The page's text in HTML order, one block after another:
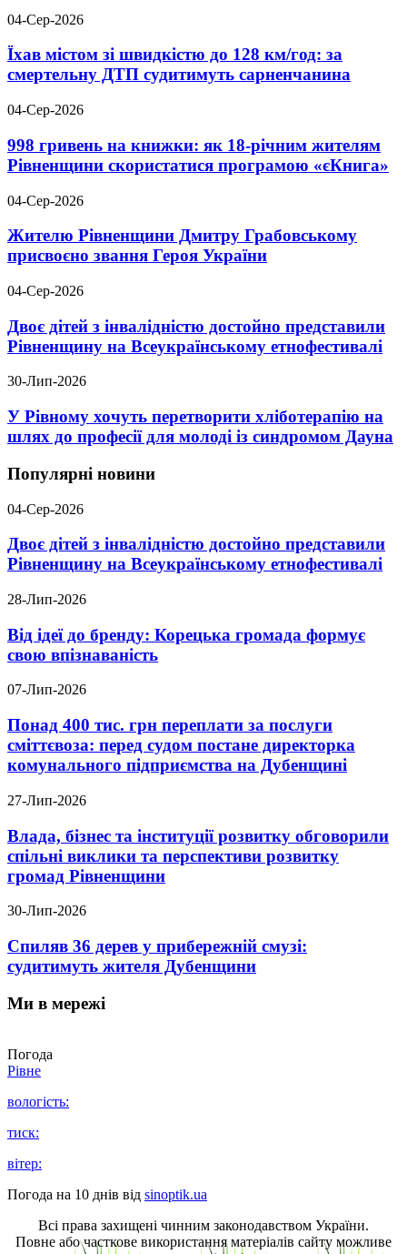
04-Сер-2026
Їхав містом зі швидкістю до 128 км/год: за
смертельну ДТП судитимуть сарненчанина
04-Сер-2026
998 гривень на книжки: як 18-річним жителям
Рівненщини скористатися програмою «єКнига»
04-Сер-2026
Жителю Рівненщини Дмитру Грабовському
присвоєно звання Героя України
04-Сер-2026
Двоє дітей з інвалідністю достойно представили
Рівненщину на Всеукраїнському етнофестивалі
30-Лип-2026
У Рівному хочуть перетворити хліботерапію на
шлях до професії для молоді із синдромом Дауна
Популярні новини
04-Сер-2026
Двоє дітей з інвалідністю достойно представили
Рівненщину на Всеукраїнському етнофестивалі
28-Лип-2026
Від ідеї до бренду: Корецька громада формує
свою впізнаваність
07-Лип-2026
Понад 400 тис. грн переплати за послуги
сміттєвоза: перед судом постане директорка
комунального підприємства на Дубенщині
27-Лип-2026
Влада, бізнес та інституції розвитку обговорили
спільні виклики та перспективи розвитку
громад Рівненщини
30-Лип-2026
Спиляв 36 дерев у прибережній смузі:
судитимуть жителя Дубенщини
Ми в мережі
Погода
Рівне
вологість:
тиск:
вітер:
Погода на 10 днів від sinoptik.ua
Всі права захищені чинним законодавством України.
Повне або часткове використання матеріалів сайту можливе